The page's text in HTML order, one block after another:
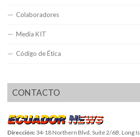
Colaboradores
Media KIT
Código de Ética
CONTACTO
Dirección: 34-18 Northern Blvd, Suite 2/6B, Long